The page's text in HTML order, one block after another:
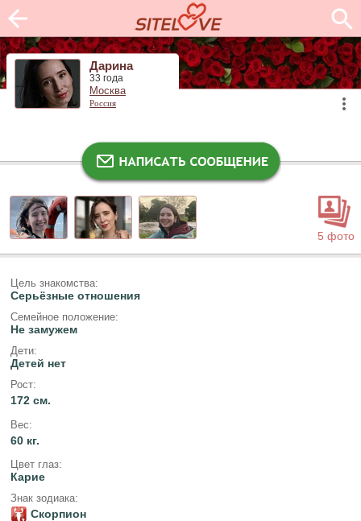
Дарина
33 года
Москва
Россия
5 фото
Цель знакомства:
Серьёзные отношения
Семейное положение:
Не замужем
Дети:
Детей нет
Рост:
172 см.
Вес:
60 кг.
Цвет глаз:
Карие
Знак зодиака:
Скорпион